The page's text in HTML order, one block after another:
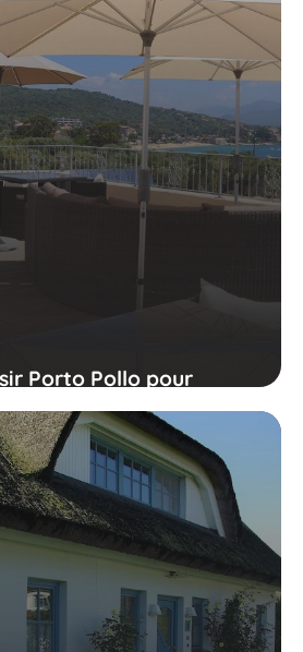
Porto Pollo pour
du sud ?